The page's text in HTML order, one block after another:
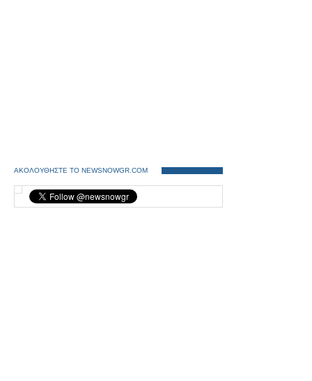
ΑΚΟΛΟΥΘΗΣΤΕ ΤΟ NEWSNOWGR.COM